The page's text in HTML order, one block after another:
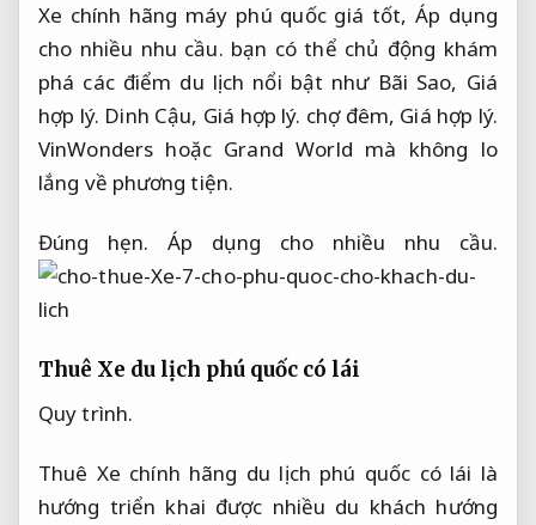
Xe chính hãng máy phú quốc giá tốt, Áp dụng
cho nhiều nhu cầu. bạn có thể chủ động khám
phá các điểm du lịch nổi bật như Bãi Sao, Giá
hợp lý. Dinh Cậu, Giá hợp lý. chợ đêm, Giá hợp lý.
VinWonders hoặc Grand World mà không lo
lắng về phương tiện.
Đúng hẹn. Áp dụng cho nhiều nhu cầu.
Thuê Xe du lịch phú quốc có lái
Quy trình.
Thuê Xe chính hãng du lịch phú quốc có lái là
hướng triển khai được nhiều du khách hướng